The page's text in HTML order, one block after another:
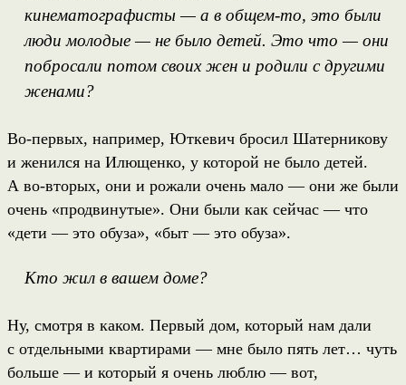
кинематографисты — а в общем-то, это были
люди молодые — не было детей. Это что — они
побросали потом своих жен и родили с другими
женами?
Во-первых, например, Юткевич бросил Шатерникову
и женился на Илющенко, у которой не было детей.
А во-вторых, они и рожали очень мало — они же были
очень «продвинутые». Они были как сейчас — что
«дети — это обуза», «быт — это обуза».
Кто жил в вашем доме?
Ну, смотря в каком. Первый дом, который нам дали
с отдельными квартирами — мне было пять лет… чуть
больше — и который я очень люблю — вот,